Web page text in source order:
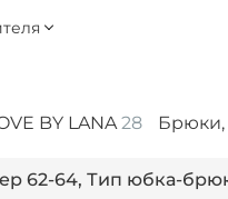
BY LANA28 Брюки,
62-64, Тип юбка-